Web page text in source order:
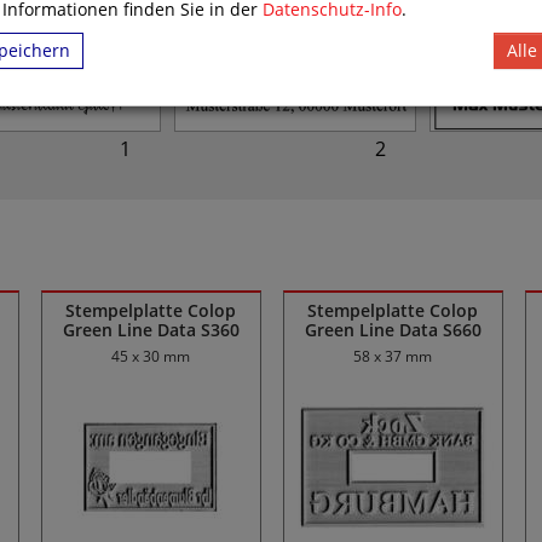
finden Sie in der Datenschutz-Info.
Alle
1 2
Stempelplatte Colop
Green Line Data S360
45 x 30 mm
Stempelplatte Colop
Green Line Data S660
58 x 37 mm